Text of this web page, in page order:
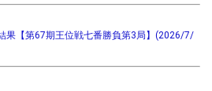
果【第67期王位戦七番勝負第3局】(2026/7/